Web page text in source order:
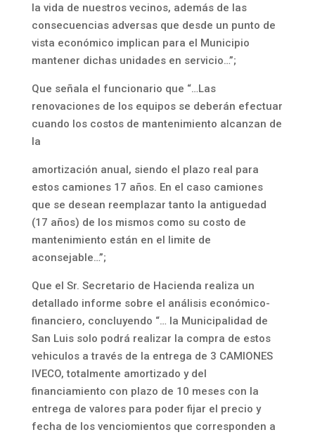
la vida de nuestros vecinos, además de las
consecuencias adversas que desde un punto de
vista económico implican para el Municipio
mantener dichas unidades en servicio…”;
Que señala el funcionario que “…Las
renovaciones de los equipos se deberán efectuar
cuando los costos de mantenimiento alcanzan de
la
amortización anual, siendo el plazo real para
estos camiones 17 años. En el caso camiones
que se desean reemplazar tanto la antiguedad
(17 años) de los mismos como su costo de
mantenimiento están en el limite de
aconsejable…”;
Que el Sr. Secretario de Hacienda realiza un
detallado informe sobre el análisis económico-
financiero, concluyendo “… la Municipalidad de
San Luis solo podrá realizar la compra de estos
vehiculos a través de la entrega de 3 CAMIONES
IVECO, totalmente amortizado y del
financiamiento con plazo de 10 meses con la
entrega de valores para poder fijar el precio y
fecha de los venciomientos que corresponden a